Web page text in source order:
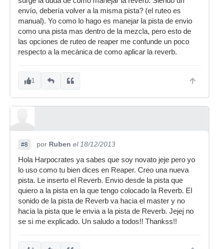
envío, debería volver a la misma pista? (el ruteo es
manual). Yo como lo hago es manejar la pista de envio
como una pista mas dentro de la mezcla, pero esto de
las opciones de ruteo de reaper me confunde un poco
respecto a la mecánica de como aplicar la reverb.
1
#8 por Ruben el 18/12/2013
Hola Harpocrates ya sabes que soy novato jeje pero yo
lo uso como tu bien dices en Reaper. Creo una nueva
pista. Le inserto el Reverb. Envio desde la pista que
quiero a la pista en la que tengo colocado la Reverb. El
sonido de la pista de Reverb va hacia el master y no
hacia la pista que le envia a la pista de Reverb. Jejej no
se si me explicado. Un saludo a todos!! Thankss!!